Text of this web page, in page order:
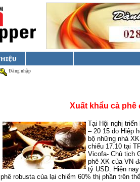
Đăng nhập
Xuất khẩu cà phê
Tại Hội nghị
– 20 15 do Hiệp
bộ những nhà
chiểu 17.10 tại
Vicofa- Chủ tịch
phê XK của VN
tỷ USD. Hiện
phê robusta của lại chiếm 60% thị phần trên